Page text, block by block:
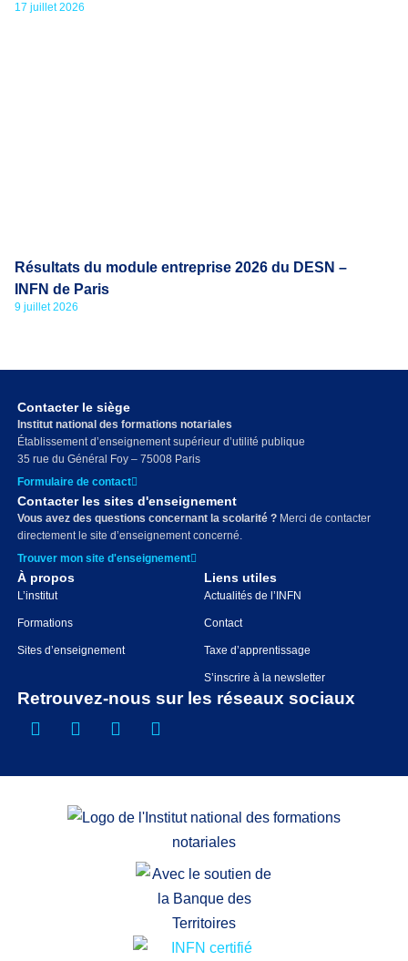
17 juillet 2026
Résultats du module entreprise 2026 du DESN –
INFN de Paris
9 juillet 2026
Contacter le siège
Institut national des formations notariales
Établissement d’enseignement supérieur d’utilité publique
35 rue du Général Foy – 75008 Paris
Formulaire de contact
Contacter les sites d'enseignement
Vous avez des questions concernant la scolarité ? Merci de contacter
directement le site d’enseignement concerné.
Trouver mon site d'enseignement
À propos
L’institut
Formations
Sites d’enseignement
Liens utiles
Actualités de l’INFN
Contact
Taxe d’apprentissage
S’inscrire à la newsletter
Retrouvez-nous sur les réseaux sociaux